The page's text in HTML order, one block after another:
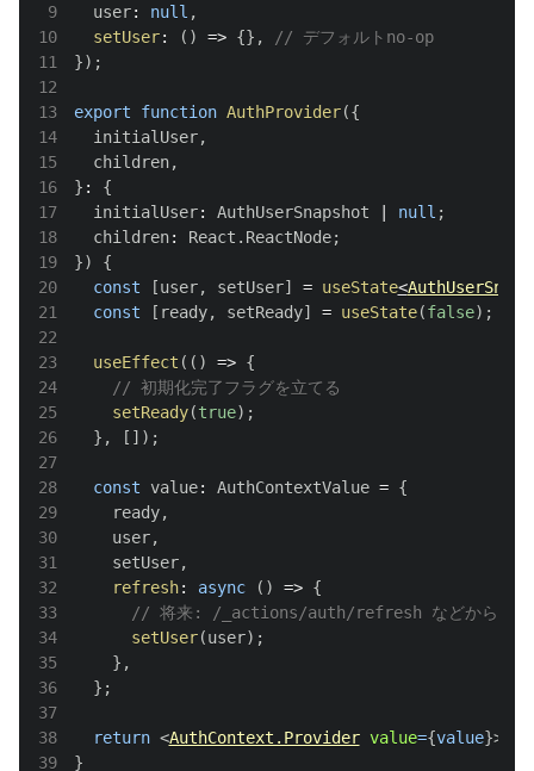
9
  user
: null ,
10
setUser: ( ) => {} ,
// デフォルトno-op
11
}) ;
12
13
export function AuthProvider({
14
  initialUser
,
15
  children
,
16
} :
{
17
  initialUser
: AuthUserSnapshot null ;
18
  children
: React . ReactNode;
19
})
{
20
const [user, setUser] = useState<
21
const [ ready, setReady] = useState(false) ;
22
23
useEffect ( ( ) => {
24
// 初期化完了フラグを立てる
25
setReady(true) ;
26
} , [ ] ) ;
27
28
const value: AuthContextValue = {
29
    ready
,
30
    user
,
31
    setUser
,
32
refresh: async ( ) => {
33
// 将来: /_actions/auth/refresh などから再取得
34
setUser(user) ;
35
} ,
36
} ;
37
38
return <AuthContext.Provider value={value}>
39
}